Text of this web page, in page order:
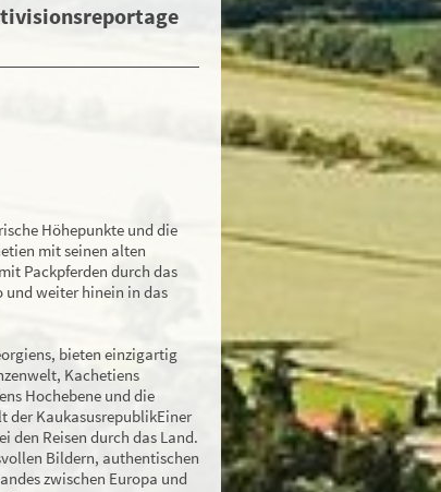
Höhepunkte und die
mit seinen alten
Packpferden durch das
und weiter hinein in das
bieten einzigartig
Kachetiens
Hochebene und die
der KaukasusrepublikEiner
den Reisen durch das Land.
Bildern, authentischen
zwischen Europa und